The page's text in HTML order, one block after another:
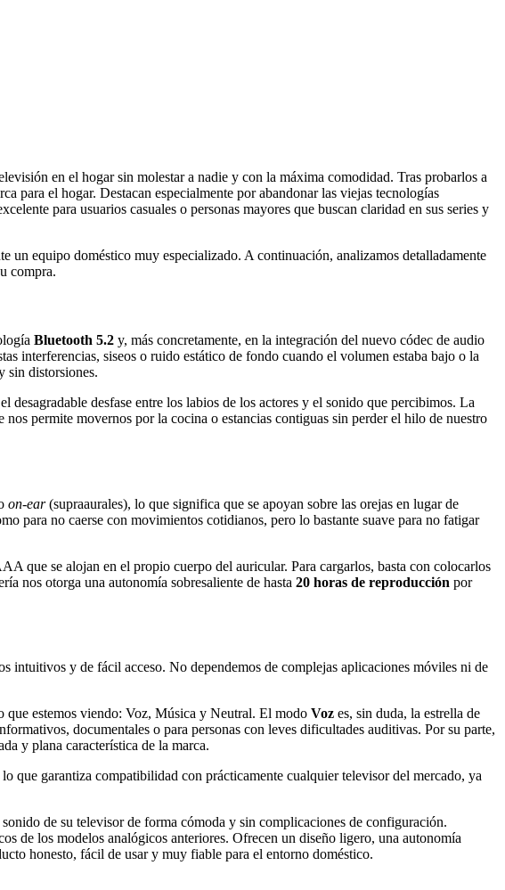
en el hogar sin molestar a nadie y con la máxima comodidad. Tras probarlos a
para el hogar. Destacan especialmente por abandonar las viejas tecnologías
para usuarios casuales o personas mayores que buscan claridad en sus series y
un equipo doméstico muy especializado. A continuación, analizamos detalladamente
compra.
Bluetooth 5.2 y, más concretamente, en la integración del nuevo códec de audio
interferencias, siseos o ruido estático de fondo cuando el volumen estaba bajo o la
sin distorsiones.
desfase entre los labios de los actores y el sonido que percibimos. La
nos permite movernos por la cocina o estancias contiguas sin perder el hilo de nuestro
on-ear(supraaurales), lo que significa que se apoyan sobre las orejas en lugar de
para no caerse con movimientos cotidianos, pero lo bastante suave para no fatigar
que se alojan en el propio cuerpo del auricular. Para cargarlos, basta con colocarlos
nos otorga una autonomía sobresaliente de hasta 20 horas de reproducción por
intuitivos y de fácil acceso. No dependemos de complejas aplicaciones móviles ni de
que estemos viendo: Voz, Música y Neutral. El modo Voz es, sin duda, la estrella de
documentales o para personas con leves dificultades auditivas. Por su parte,
y plana característica de la marca.
lo que garantiza compatibilidad con prácticamente cualquier televisor del mercado, ya
de su televisor de forma cómoda y sin complicaciones de configuración.
de los modelos analógicos anteriores. Ofrecen un diseño ligero, una autonomía
honesto, fácil de usar y muy fiable para el entorno doméstico.